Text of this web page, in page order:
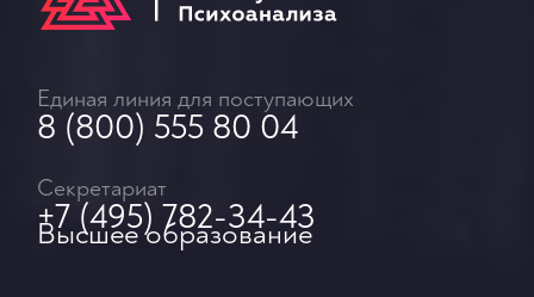
Единая линия для поступающих
8 (800) 555 80 04
Секретариат
+7 (495) 782-34-43
Высшее образование